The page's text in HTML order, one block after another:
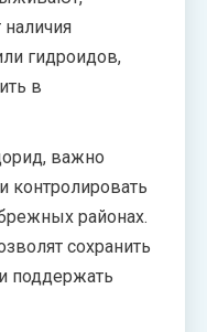
наличия
гидроидов,
в
важно
районах.
сохранить
поддержать